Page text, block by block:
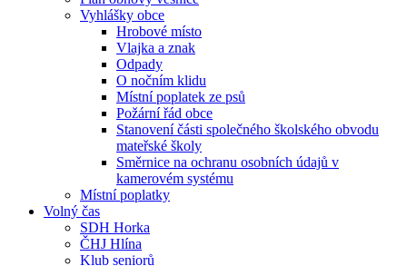
Vyhlášky obce
Hrobové místo
Vlajka a znak
Odpady
O nočním klidu
Místní poplatek ze psů
Požární řád obce
Stanovení části společného školského obvodu
mateřské školy
Směrnice na ochranu osobních údajů v
kamerovém systému
Místní poplatky
Volný čas
SDH Horka
ČHJ Hlína
Klub seniorů